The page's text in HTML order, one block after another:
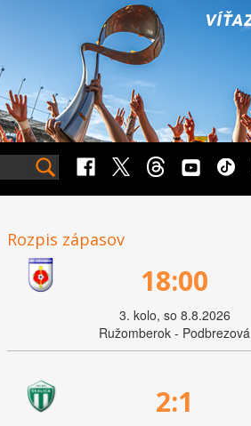
Rozpis zápasov
18:00
3. kolo, so 8.8.2026
Ružomberok - Podbrezová
2:1